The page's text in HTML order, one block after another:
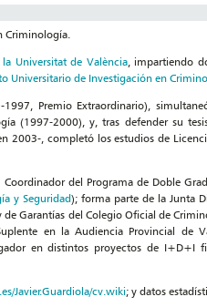
Criminología.
Universitat de València, impartiendo
Universitario de Investigación en
Premio Extraordinario),
(1997-2000), y, tras defender su
2003-, completó los estudios de
del Programa de Doble
y Seguridad); forma parte de la Junta
Garantías del Colegio Oficial de
en la Audiencia Provincial de
en distintos proyectos de I+D+I
Javier.Guardiola/cv.wiki; y datos